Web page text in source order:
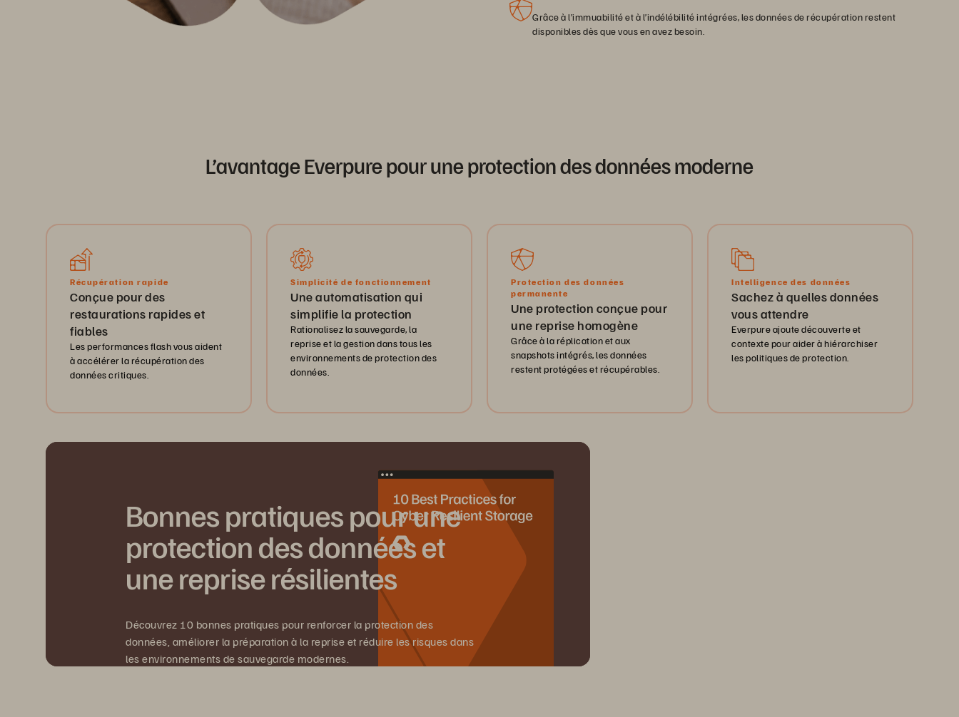
Grâce à l’immuabilité et à l’indélébilité intégrées, les données de récupération restent
disponibles dès que vous en avez besoin.
L’avantage Everpure pour une protection des données moderne
Récupération rapide
Conçue pour des
restaurations rapides et
fiables
Les performances flash vous aident
à accélérer la récupération des
données critiques.
Simplicité de fonctionnement
Une automatisation qui
simplifie la protection
Rationalisez la sauvegarde, la
reprise et la gestion dans tous les
environnements de protection des
données.
Protection des données
permanente
Une protection conçue pour
une reprise homogène
Grâce à la réplication et aux
snapshots intégrés, les données
restent protégées et récupérables.
Intelligence des données
Sachez à quelles données
vous attendre
Everpure ajoute découverte et
contexte pour aider à hiérarchiser
les politiques de protection.
Bonnes pratiques pour une
protection des données et
une reprise résilientes
Découvrez 10 bonnes pratiques pour renforcer la protection des
données, améliorer la préparation à la reprise et réduire les risques dans
les environnements de sauvegarde modernes.